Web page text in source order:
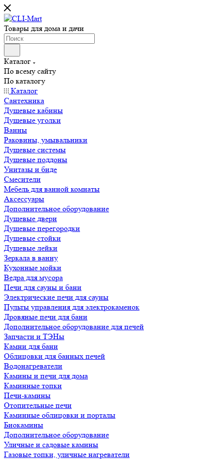
Товары для дома и дачи
Каталог
По всему сайту
По каталогу
Каталог
Сантехника
Душевые кабины
Душевые уголки
Ванны
Раковины, умывальники
Душевые системы
Душевые поддоны
Унитазы и биде
Смесители
Мебель для ванной комнаты
Аксессуары
Дополнительное оборудование
Душевые двери
Душевые перегородки
Душевые стойки
Душевые лейки
Зеркала в ванну
Кухонные мойки
Ведра для мусора
Печи для сауны и бани
Электрические печи для сауны
Пульты управления для электрокаменок
Дровяные печи для бани
Дополнительное оборудование для печей
Запчасти и ТЭНы
Камни для бани
Облицовки для банных печей
Водонагреватели
Камины и печи для дома
Каминные топки
Печи-камины
Отопительные печи
Каминные облицовки и порталы
Биокамины
Дополнительное оборудование
Уличные и садовые камины
Газовые топки, уличные нагреватели